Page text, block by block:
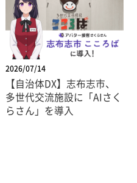
2026/07/14
【自治体DX】志布志市、
多世代交流施設に「AIさく
らさん」を導入